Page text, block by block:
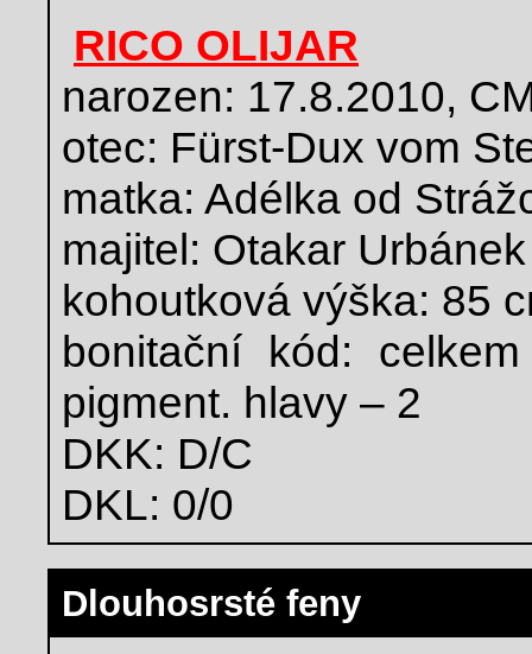
RICO OLIJAR
narozen: 17.8.2010,
otec: Fürst-Dux vom
matka: Adélka od
majitel: Otakar Urbánek
kohoutková výška: 85
bonitační kód:
pigment. hlavy – 2
DKK: D/C
DKL: 0/0
Dlouhosrsté feny